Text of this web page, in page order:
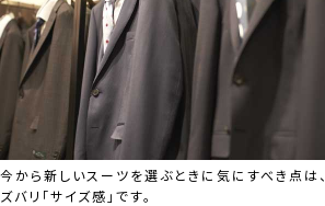
今から新しいスーツを選ぶときに気にすべき点は、
ズバリ 「サイズ感」 です。